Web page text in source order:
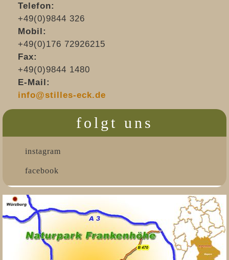
Telefon:
+49(0)9844 326
Mobil:
+49(0)176 72926215
Fax:
+49(0)9844 1480
E-Mail:
info@stilles-eck.de
folgt uns
instagram
facebook